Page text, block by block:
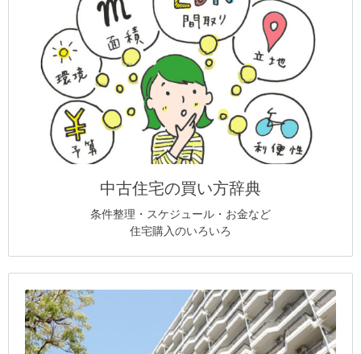
中古住宅の買い方辞典
条件整理・スケジュール・お金など
住宅購入のいろいろ